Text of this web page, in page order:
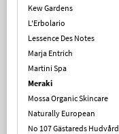
Kew Gardens
L'Erbolario
Lessence Des Notes
Marja Entrich
Martini Spa
Meraki
Mossa Organic Skincare
Naturally European
No 107 Gästareds Hudvård